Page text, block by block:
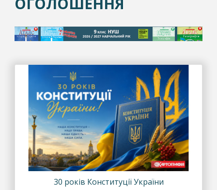
30 років Конституції України